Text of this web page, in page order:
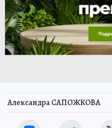
Александра САПОЖКОВА